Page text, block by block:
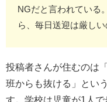
NGだと言われている
ら、毎日送迎は厳しい
投稿者さんが住むのは
班からも抜ける」とい
す。学校は児童が1人